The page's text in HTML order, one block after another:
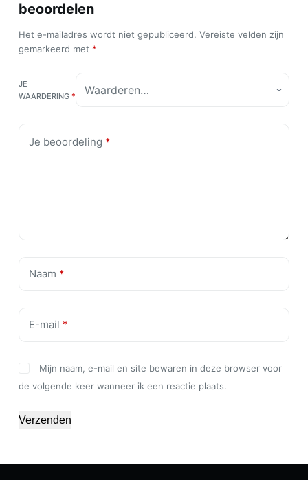
beoordelen
Het e-mailadres wordt niet gepubliceerd. Vereiste velden zijn
gemarkeerd met *
JE
WAARDERING *
Je beoordeling *
Naam *
E-mail *
Mijn naam, e-mail en site bewaren in deze browser voor
de volgende keer wanneer ik een reactie plaats.
Verzenden